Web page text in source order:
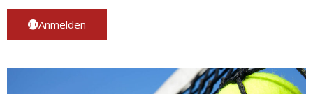
Anmelden